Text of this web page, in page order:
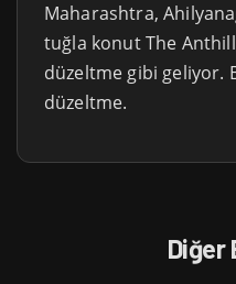
Maharashtra,
tuğla konut The
düzeltme gibi geliyor.
düzeltme.
Diğer